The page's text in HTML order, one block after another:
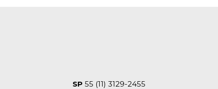
SP 55 (11) 3129-2455